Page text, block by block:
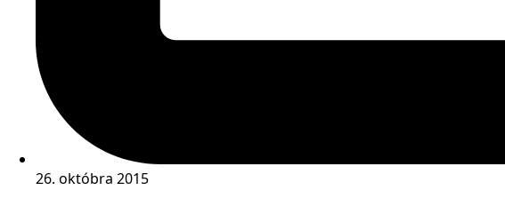
26. októbra 2015